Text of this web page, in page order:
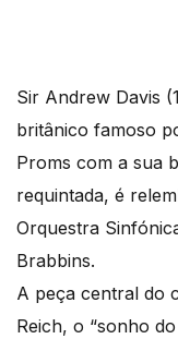
Sir Andrew Davis
britânico famoso
Proms com a sua
requintada, é
Orquestra
Brabbins.
A peça central do
Reich, o “sonho